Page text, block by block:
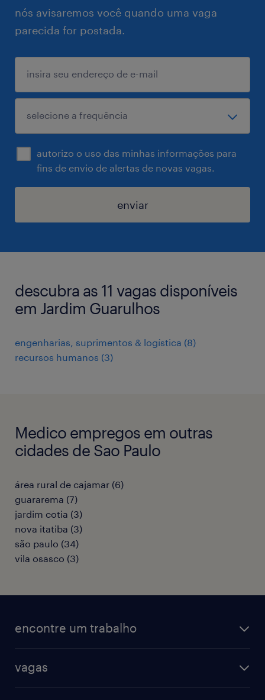
nós avisaremos você quando uma vaga
parecida for postada.
autorizo o uso das minhas informações para
fins de envio de alertas de novas vagas.
enviar
descubra as 11 vagas disponíveis
em Jardim Guarulhos
engenharias, suprimentos & logística (8)
recursos humanos (3)
Medico empregos em outras
cidades de Sao Paulo
área rural de cajamar (6)
guararema (7)
jardim cotia (3)
nova itatiba (3)
são paulo (34)
vila osasco (3)
encontre um trabalho
vagas na randstad
vagas